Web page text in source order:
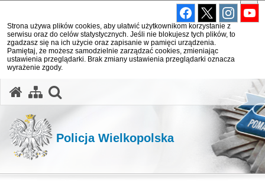
Strona używa plików cookies, aby ułatwić użytkownikom korzystanie z
serwisu oraz do celów statystycznych. Jeśli nie blokujesz tych plików, to
zgadzasz się na ich użycie oraz zapisanie w pamięci urządzenia.
Pamiętaj, że możesz samodzielnie zarządzać cookies, zmieniając
ustawienia przeglądarki. Brak zmiany ustawienia przeglądarki oznacza
wyrażenie zgody.
Policja Wielkopolska